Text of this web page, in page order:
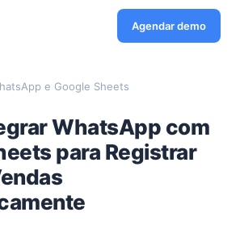
Agendar demo
e Google Sheets
WhatsApp com
para Registrar